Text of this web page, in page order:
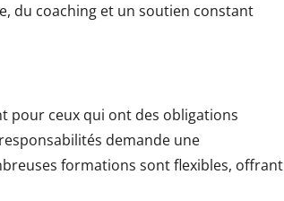
du coaching et un soutien constant
pour ceux qui ont des obligations
demande une
formations sont flexibles, offrant